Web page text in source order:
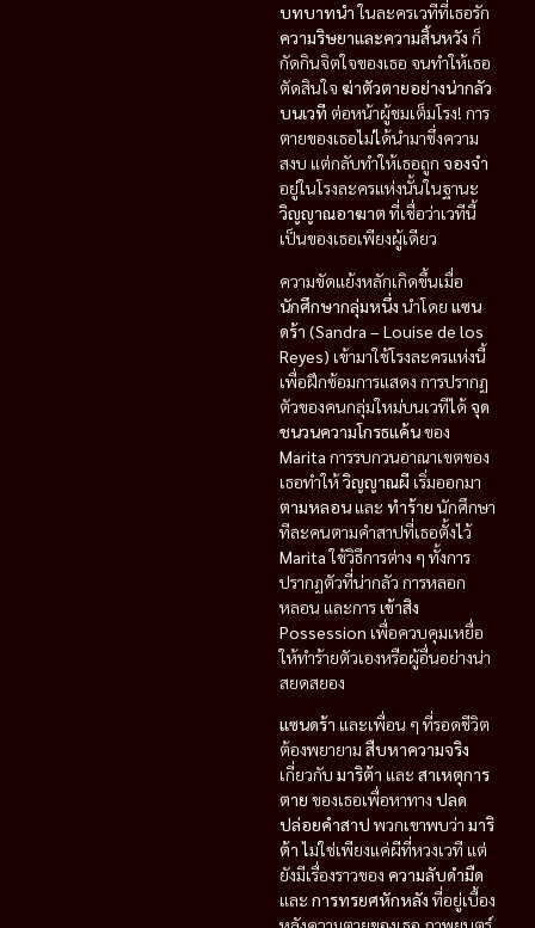
บทบาทนำในละครเวทีที่เธอรัก
ความริษยาและความสิ้นหวัง ก็
กัดกินจิตใจของเธอ จนทำให้เธอ
ตัดสินใจ ฆ่าตัวตายอย่างน่ากลัว
บนเวที ต่อหน้าผู้ชมเต็มโรง! การ
ตายของเธอไม่ได้นำมาซึ่งความ
สงบ แต่กลับทำให้เธอถูก จองจำ
อยู่ในโรงละครแห่งนั้นในฐานะ
วิญญาณอาฆาต ที่เชื่อว่าเวทีนี้
เป็นของเธอเพียงผู้เดียว
ความขัดแย้งหลักเกิดขึ้นเมื่อ
นักศึกษากลุ่มหนึ่ง นำโดย แซน
ดร้า (Sandra – Louise de los
Reyes) เข้ามาใช้โรงละครแห่งนี้
เพื่อฝึกซ้อมการแสดง การปรากฏ
ตัวของคนกลุ่มใหม่บนเวทีได้จุด
ชนวนความโกรธแค้นของ
Marita การรบกวนอาณาเขตของ
เธอทำให้วิญญาณผี เริ่มออกมา
ตามหลอน และ ทำร้าย นักศึกษา
ทีละคนตามคำสาปที่เธอตั้งไว้
Maritaใช้วิธีการต่าง ๆ ทั้งการ
ปรากฏตัวที่น่ากลัว การหลอก
หลอน และการเข้าสิง
Possession เพื่อควบคุมเหยื่อ
ให้ทำร้ายตัวเองหรือผู้อื่นอย่างน่า
สยดสยอง
แซนดร้า และเพื่อน ๆ ที่รอดชีวิต
ต้องพยายาม สืบหาความจริง
เกี่ยวกับ มาริต้า และ สาเหตุการ
ตาย ของเธอเพื่อหาทาง ปลด
ปล่อยคำสาป พวกเขาพบว่า มาริ
ต้าไม่ใช่เพียงแค่ผีที่หวงเวที แต่
ยังมีเรื่องราวของ ความลับดำมืด
และ การทรยศหักหลัง ที่อยู่เบื้อง